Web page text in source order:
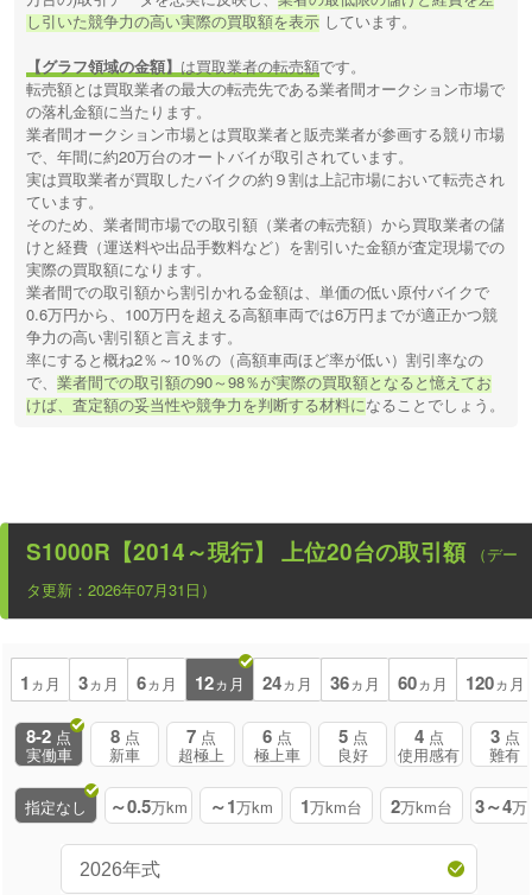
し引いた競争力の高い実際の買取額を表示 しています。
【グラフ領域の金額】 は買取業者の転売額です。
転売額とは買取業者の最大の転売先である業者間オークション市場で
の落札金額に当たります。
業者間オークション市場とは買取業者と販売業者が参画する競り市場
で、年間に約20万台のオートバイが取引されています。
実は買取業者が買取したバイクの約９割は上記市場において転売され
ています。
そのため、業者間市場での取引額（業者の転売額）から買取業者の儲
けと経費（運送料や出品手数料など）を割引いた金額が査定現場での
実際の買取額になります。
業者間での取引額から割引かれる金額は、単価の低い原付バイクで
0.6万円から、100万円を超える高額車両では6万円までが適正かつ競
争力の高い割引額と言えます。
率にすると概ね2％～10％の（高額車両ほど率が低い）割引率なの
で、業者間での取引額の90～98％が実際の買取額となると憶えてお
けば、査定額の妥当性や競争力を判断する材料になることでしょう。
S1000R【2014～現行】 上位20台の取引額
（デー
タ更新：2026年07月31日）
1 ヵ月 3ヵ月 6ヵ月 12ヵ月 24ヵ月 36ヵ月 60ヵ月 120ヵ月
8-2 点
実働車
8 点
新車
7 点
超極上
6 点
極上車
5 点
良好
4 点
使用感有
3 点
難有
指定なし ～0.5万km ～1万km 1万km台 2万km台 3～4万